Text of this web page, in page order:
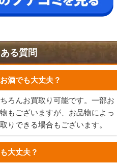
る質問
酒でも大丈夫？
ろんお買取り可能です。一部お
もございますが、お品物によっ
りできる場合もございます。
大丈夫？